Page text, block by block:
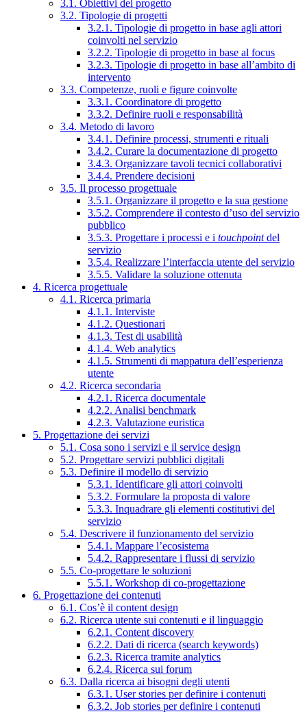
3.1. Obiettivi del progetto
3.2. Tipologie di progetti
3.2.1. Tipologie di progetto in base agli attori
coinvolti nel servizio
3.2.2. Tipologie di progetto in base al focus
3.2.3. Tipologie di progetto in base all’ambito di
intervento
3.3. Competenze, ruoli e figure coinvolte
3.3.1. Coordinatore di progetto
3.3.2. Definire ruoli e responsabilità
3.4. Metodo di lavoro
3.4.1. Definire processi, strumenti e rituali
3.4.2. Curare la documentazione di progetto
3.4.3. Organizzare tavoli tecnici collaborativi
3.4.4. Prendere decisioni
3.5. Il processo progettuale
3.5.1. Organizzare il progetto e la sua gestione
3.5.2. Comprendere il contesto d’uso del servizio
pubblico
3.5.3. Progettare i processi e i touchpointdel
servizio
3.5.4. Realizzare l’interfaccia utente del servizio
3.5.5. Validare la soluzione ottenuta
4. Ricerca progettuale
4.1. Ricerca primaria
4.1.1. Interviste
4.1.2. Questionari
4.1.3. Test di usabilità
4.1.4. Web analytics
4.1.5. Strumenti di mappatura dell’esperienza
utente
4.2. Ricerca secondaria
4.2.1. Ricerca documentale
4.2.2. Analisi benchmark
4.2.3. Valutazione euristica
5. Progettazione dei servizi
5.1. Cosa sono i servizi e il service design
5.2. Progettare servizi pubblici digitali
5.3. Definire il modello di servizio
5.3.1. Identificare gli attori coinvolti
5.3.2. Formulare la proposta di valore
5.3.3. Inquadrare gli elementi costitutivi del
servizio
5.4. Descrivere il funzionamento del servizio
5.4.1. Mappare l’ecosistema
5.4.2. Rappresentare i flussi di servizio
5.5. Co-progettare le soluzioni
5.5.1. Workshop di co-progettazione
6. Progettazione dei contenuti
6.1. Cos’è il content design
6.2. Ricerca utente sui contenuti e il linguaggio
6.2.1. Content discovery
6.2.2. Dati di ricerca (search keywords)
6.2.3. Ricerca tramite analytics
6.2.4. Ricerca sui forum
6.3. Dalla ricerca ai bisogni degli utenti
6.3.1. User stories per definire i contenuti
6.3.2. Job stories per definire i contenuti